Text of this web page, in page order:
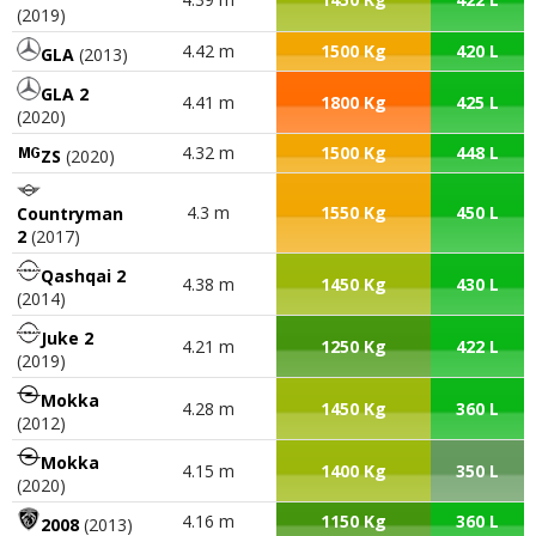
(2019)
GLA (2013) 4.42 m 1500 Kg
420 L
GLA 2
(2020)
4.41 m 1800 Kg 425 L
ZS (2020) 4.32 m 1500 Kg 448 L
Countryman
2 (2017)
4.3 m 1550 Kg 450 L
Qashqai 2
(2014)
4.38 m 1450 Kg 430 L
Juke 2
(2019)
4.21 m 1250 Kg 422 L
Mokka
(2012)
4.28 m 1450 Kg 360 L
Mokka
(2020)
4.15 m 1400 Kg 350 L
2008 (2013) 4.16 m 1150 Kg 360 L